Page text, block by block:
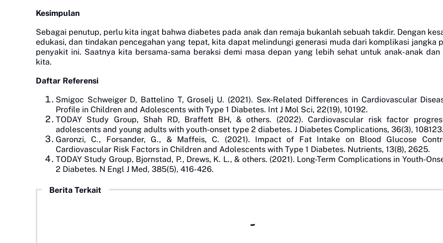
Kesimpulan
Sebagai penutup, perlu kita ingat bahwa diabetes pada anak dan remaja bukanlah sebuah takdir. Dengan
edukasi, dan tindakan pencegahan yang tepat, kita dapat melindungi generasi muda dari komplikasi jangka
penyakit ini. Saatnya kita bersama-sama beraksi demi masa depan yang lebih sehat untuk anak-anak dan
kita.
Daftar Referensi
Smigoc Schweiger D, Battelino T, Groselj U. (2021). Sex-Related Differences in Cardiovascular
Profile in Children and Adolescents with Type 1 Diabetes. Int J Mol Sci, 22(19), 10192.
TODAY Study Group, Shah RD, Braffett BH, & others. (2022). Cardiovascular risk factor
adolescents and young adults with youth-onset type 2 diabetes. J Diabetes Complications, 36(3), 108123.
Garonzi, C., Forsander, G., & Maffeis, C. (2021). Impact of Fat Intake on Blood Glucose
Cardiovascular Risk Factors in Children and Adolescents with Type 1 Diabetes. Nutrients, 13(8), 2625.
TODAY Study Group, Bjornstad, P., Drews, K. L., & others. (2021). Long-Term Complications in Youth-
2 Diabetes. N Engl J Med, 385(5), 416-426.
Berita Terkait